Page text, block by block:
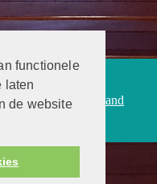
functionele
laten
de website
tussen de
Kerk in Nederland
B.V.